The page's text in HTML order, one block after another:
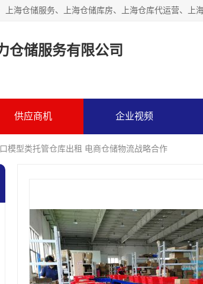
仓储服务有限公司
供应商机 企业视频
模型类托管仓库出租 电商仓储物流战略合作